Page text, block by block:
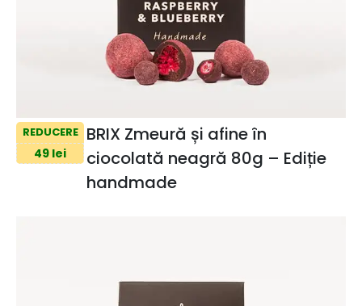
REDUCERE
49 lei
BRIX Zmeură și afine în
ciocolată neagră 80g – Ediție
handmade